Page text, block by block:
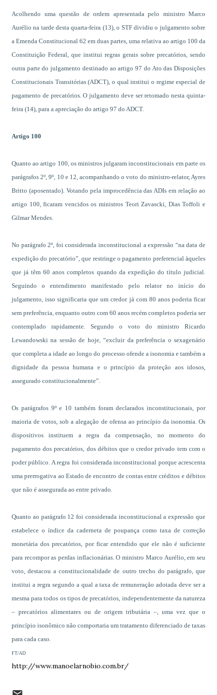
Acolhendo uma questão de ordem apresentada pelo ministro Marco
Aurélio na tarde desta quarta-feira (13), o STF dividiu o julgamento sobre
a Emenda Constitucional 62 em duas partes, uma relativa ao artigo 100 da
Constituição Federal, que institui regras gerais sobre precatórios, sendo
outra parte do julgamento destinado ao artigo 97 do Ato das Disposições
Constitucionais Transitórias (ADCT), o qual institui o regime especial de
pagamento de precatórios. O julgamento deve ser retomado nesta quinta-
feira (14), para a apreciação do artigo 97 do ADCT.
Artigo 100
Quanto ao artigo 100, os ministros julgaram inconstitucionais em parte os
parágrafos 2º, 9º, 10 e 12, acompanhando o voto do ministro-relator, Ayres
Britto (aposentado). Votando pela improcedência das ADIs em relação ao
artigo 100, ficaram vencidos os ministros Teori Zavascki, Dias Toffoli e
Gilmar Mendes.
No parágrafo 2º, foi considerada inconstitucional a expressão “na data de
expedição do precatório”, que restringe o pagamento preferencial àqueles
que já têm 60 anos completos quando da expedição do título judicial.
Seguindo o entendimento manifestado pelo relator no início do
julgamento, isso significaria que um credor já com 80 anos poderia ficar
sem preferência, enquanto outro com 60 anos recém completos poderia ser
contemplado rapidamente. Segundo o voto do ministro Ricardo
Lewandowski na sessão de hoje, “excluir da preferência o sexagenário
que completa a idade ao longo do processo ofende a isonomia e também a
dignidade da pessoa humana e o princípio da proteção aos idosos,
assegurado constitucionalmente”.
Os parágrafos 9º e 10 também foram declarados inconstitucionais, por
maioria de votos, sob a alegação de ofensa ao princípio da isonomia. Os
dispositivos instituem a regra da compensação, no momento do
pagamento dos precatórios, dos débitos que o credor privado tem com o
poder público. A regra foi considerada inconstitucional porque acrescenta
uma prerrogativa ao Estado de encontro de contas entre créditos e débitos
que não é assegurada ao entre privado.
Quanto ao parágrafo 12 foi considerada inconstitucional a expressão que
estabelece o índice da caderneta de poupança como taxa de correção
monetária dos precatórios, por ficar entendido que ele não é suficiente
para recompor as perdas inflacionárias. O ministro Marco Aurélio, em seu
voto, destacou a constitucionalidade de outro trecho do parágrafo, que
institui a regra segundo a qual a taxa de remuneração adotada deve ser a
mesma para todos os tipos de precatórios, independentemente da natureza
– precatórios alimentares ou de origem tributária –, uma vez que o
princípio isonômico não comportaria um tratamento diferenciado de taxas
para cada caso.
FT/AD
http://www.manoelarnobio.com.br/